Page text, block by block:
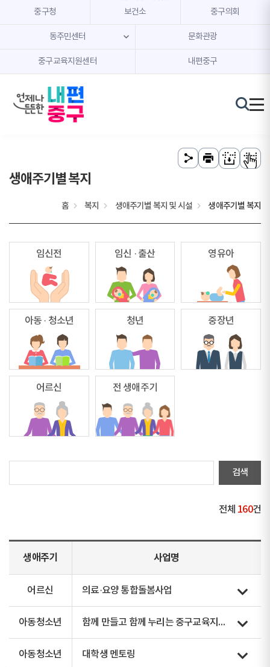
본문 내용 바로가기
주메뉴 바로가기
중구청 보건소 중구의회
동주민센터 문화관광
중구교육지원센터 내편중구
생애주기별 복지
홈 복지 생애주기별 복지 및 시설 생애주기별 복지
임신전 임신 · 출산 영유아
아동 · 청소년 청년 중장년
어르신 전 생애주기
전체 160건
생애주기 사업명
어르신 의료·요양 통합돌봄사업
아동청소년 함께 만들고 함께 누리는 중구교육지원센터 운영
아동청소년 대학생 멘토링